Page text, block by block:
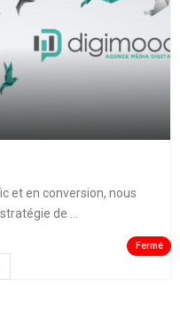
et en conversion, nous
de ...
Fermé